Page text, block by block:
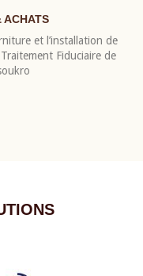
ACHATS
et l’installation de
Fiduciaire de